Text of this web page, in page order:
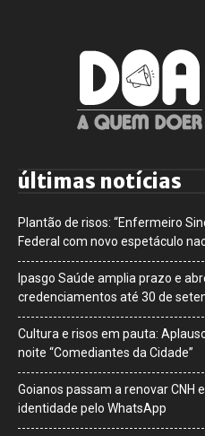
últimas notícias
Plantão de risos: “Enfermeiro
Federal com novo espetáculo
Ipasgo Saúde amplia prazo e
credenciamentos até 30 de
Cultura e risos em pauta:
noite “Comediantes da Cidade”
Goianos passam a renovar CNH
identidade pelo WhatsApp